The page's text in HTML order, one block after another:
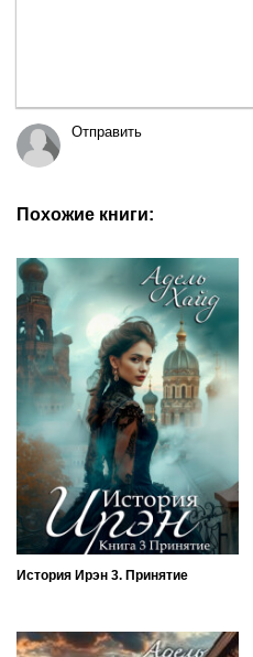
Отправить
Похожие книги:
История Ирэн 3. Принятие